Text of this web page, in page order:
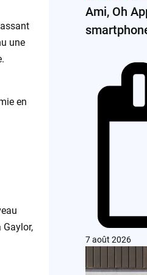
une
en
Ami, Oh
7 août 2026